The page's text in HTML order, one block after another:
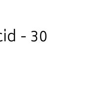
- 30